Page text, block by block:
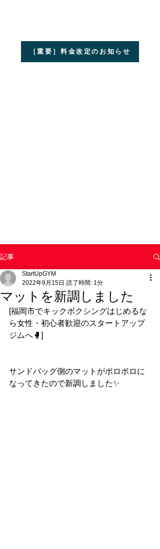
［重要］料金改定のお知らせ
記事
マットを新調しました
StartUpGYM
2022年9月15日 読了時間: 1分
[福岡市でキックボクシングはじめるな
ら女性・初心者歓迎のスタートアップ
ジムへ🥊]
サンドバッグ側のマットがボロボロに
なってきたので新調しました✨